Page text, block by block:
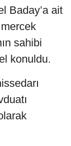
Baday’a ait
sahibi
konuldu.